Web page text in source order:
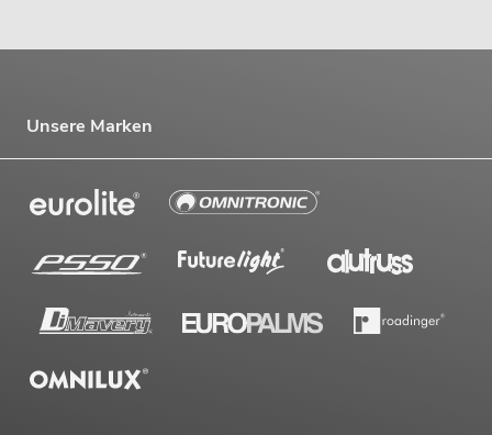
Unsere Marken